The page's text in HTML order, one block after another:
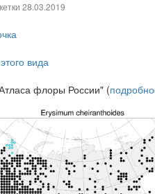
28.03.2019
вида
флоры России" (